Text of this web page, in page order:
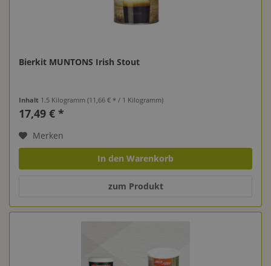
Bierkit MUNTONS Irish Stout
Inhalt 1.5 Kilogramm(11,66 € * / 1 Kilogramm)
17,49 € *
Merken
In den Warenkorb
zum Produkt